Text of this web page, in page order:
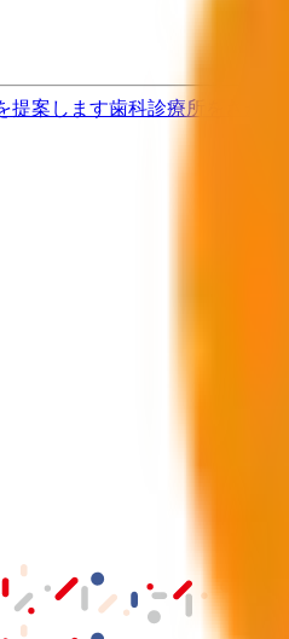
提案します歯科診療所をさがす